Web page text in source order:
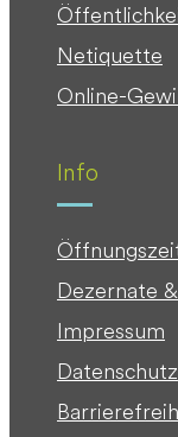
Netiquette
Online-
Info
Dezernate
Impressum
Datenschutz